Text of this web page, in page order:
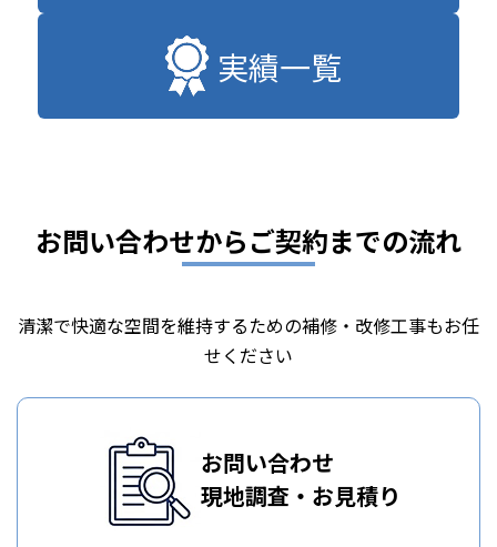
実績一覧
お問い合わせからご契約までの流れ
清潔で快適な空間を維持するための補修・改修工事もお任
せください
お問い合わせ
現地調査・お見積り